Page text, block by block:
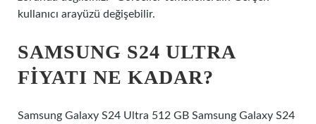
kullanıcı arayüzü değişebilir.
SAMSUNG S24 ULTRA
FIYATI NE KADAR?
Samsung Galaxy S24 Ultra 512 GB Samsung Galaxy S24